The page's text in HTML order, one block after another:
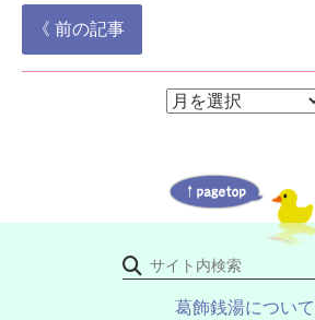
投
稿
《 前の記事
ア
ブ
葛飾銭湯について